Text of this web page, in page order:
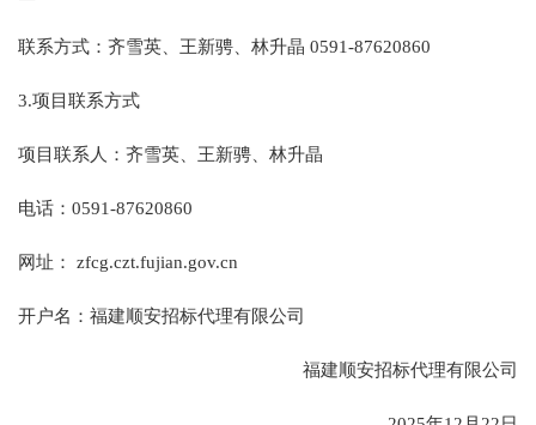
联系方式：齐雪英、王新骋、林升晶 0591-87620860
3.项目联系方式
项目联系人：齐雪英、王新骋、林升晶
电话：0591-87620860
网址： zfcg.czt.fujian.gov.cn
开户名：福建顺安招标代理有限公司
福建顺安招标代理有限公司